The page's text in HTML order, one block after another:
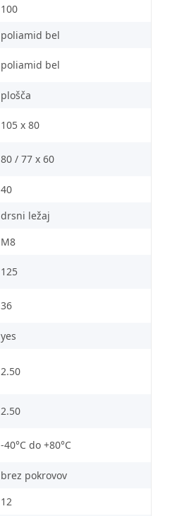
100
poliamid bel
poliamid bel
plošča
105 x 80
80 / 77 x 60
40
drsni ležaj
M8
125
36
yes
2.50
2.50
-40°C do +80°C
brez pokrovov
12